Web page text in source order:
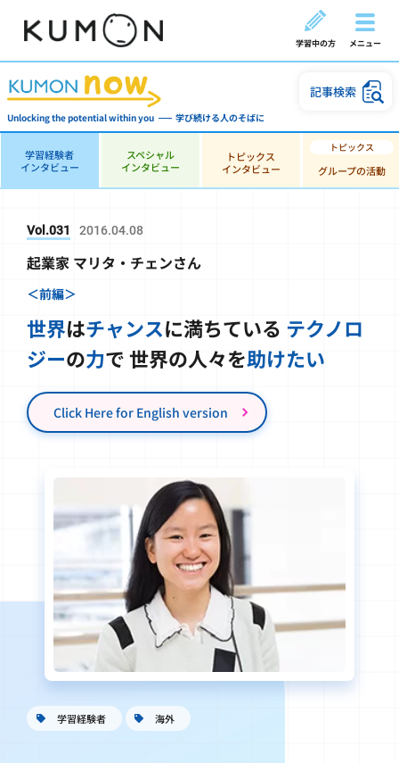
学習中の方 メニュー
Unlocking the potential within you 学び続ける人のそばに
記事検索
学習経験者
インタビュー
スペシャル
インタビュー
トピックス
インタビュー
グループの活動
Vol.031 2016.04.08
起業家 マリタ・チェンさん
＜前編＞
世界はチャンスに満ちている テクノロ
ジーの力で世界の人々を助けたい
学習経験者 海外